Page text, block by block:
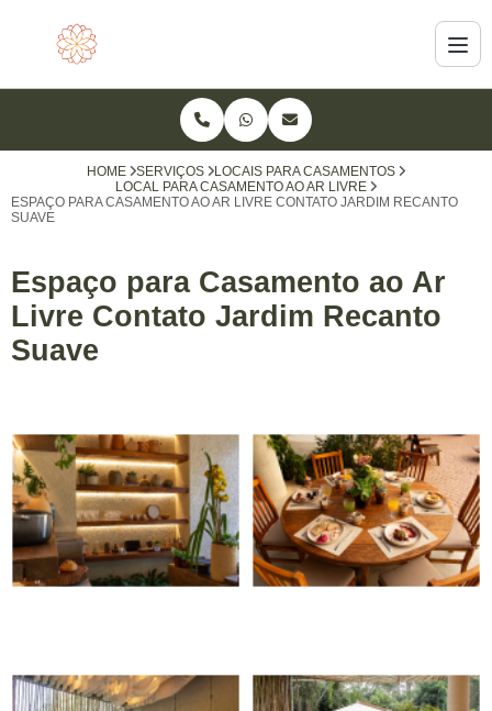
HOME SERVIÇOS
LOCAIS PARA CASAMENTOS
LOCAL PARA CASAMENTO AO AR LIVRE
ESPAÇO PARA CASAMENTO AO AR LIVRE CONTATO JARDIM RECANTO
SUAVE
Espaço para Casamento ao Ar
Livre Contato Jardim Recanto
Suave